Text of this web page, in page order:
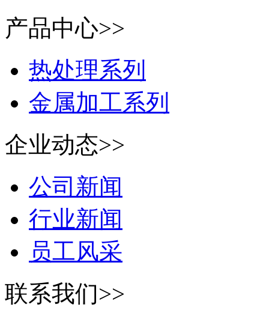
产品中心>>
热处理系列
金属加工系列
企业动态>>
公司新闻
行业新闻
员工风采
联系我们>>